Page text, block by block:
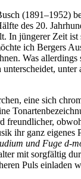
(1891–1952)
des 20.
In jüngerer Zeit
ich Bergers
Was
eine sich
freundlicher,
ihr ganz
und Fuge d-
mit sorgfältig
Puls einladen